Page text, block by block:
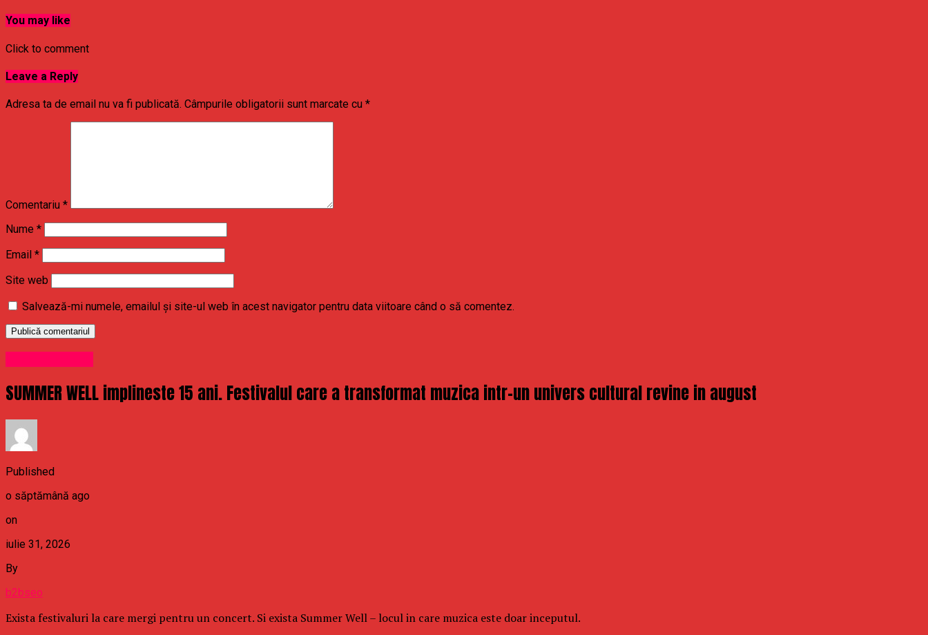
You may like
Click to comment
Leave a Reply
Adresa ta de email nu va fi publicată. Câmpurile obligatorii sunt marcate cu *
Comentariu *
Nume *
Email *
Site web
Salvează-mi numele, emailul și site-ul web în acest navigator pentru data viitoare când o să comentez.
SUMMER WELL implineste 15 ani. Festivalul care a transformat muzica intr-un univers cultural revine in august
Published
o săptămână ago
on
iulie 31, 2026
By
b2bseo
Exista festivaluri la care mergi pentru un concert. Si exista Summer Well – locul in care muzica este doar inceputul.